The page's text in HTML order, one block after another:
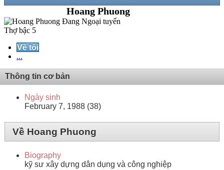
Hoang Phuong
Thợ bậc 5
Về tôi
...
Thông tin cơ bản
Ngày sinh
February 7, 1988 (38)
Về Hoang Phuong
Biography
kỹ sư xây dựng dân dụng và công nghiệp